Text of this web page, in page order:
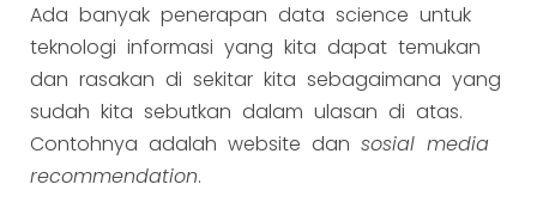
Ada banyak penerapan data science untuk
teknologi informasi yang kita dapat temukan
dan rasakan di sekitar kita sebagaimana yang
sudah kita sebutkan dalam ulasan di atas.
Contohnya adalah website dan sosial media
recommendation.